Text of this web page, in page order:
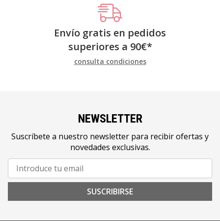
Envío gratis en pedidos
superiores a 90€*
consulta condiciones
NEWSLETTER
Suscríbete a nuestro newsletter para recibir ofertas y
novedades exclusivas.
SUSCRIBIRSE